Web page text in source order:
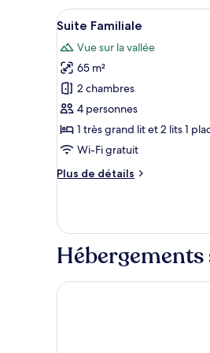
chambre
Chambre
Afficher
toutes
les
photos
pour
ce
type
de
chambre :
Suite
7
Suite Familiale
Vue sur la vallée
65 m²
2 chambres
4 personnes
1 très grand lit et 2 lits 1
Wi-Fi gratuit
Plus de détails
Plus
le
type
de
Suite
Precise Tale Poggio Alla Sala